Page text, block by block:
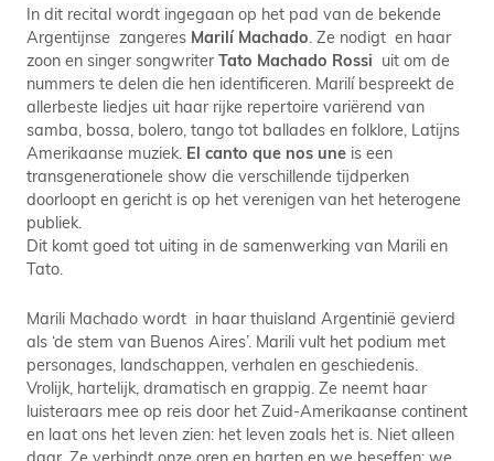
In dit recital wordt ingegaan op het pad van de bekende
Argentijnse zangeres Marilí Machado . Ze nodigt en haar
zoon en singer songwriterTato Machado Rossi uit om de
nummers te delen die hen identificeren. Marilí bespreekt de
allerbeste liedjes uit haar rijke repertoire variërend van
samba, bossa, bolero, tango tot ballades en folklore, Latijns
Amerikaanse muziek. El canto que nos une is een
transgenerationele show die verschillende tijdperken
doorloopt en gericht is op het verenigen van het heterogene
publiek.
Dit komt goed tot uiting in de samenwerking van Marili en
Tato.
Marili Machado wordt in haar thuisland Argentinië gevierd
als ‘de stem van Buenos Aires’. Marili vult het podium met
personages, landschappen, verhalen en geschiedenis.
Vrolijk, hartelijk, dramatisch en grappig. Ze neemt haar
luisteraars mee op reis door het Zuid-Amerikaanse continent
en laat ons het leven zien: het leven zoals het is. Niet alleen
daar. Ze verbindt onze oren en harten en we beseffen: we